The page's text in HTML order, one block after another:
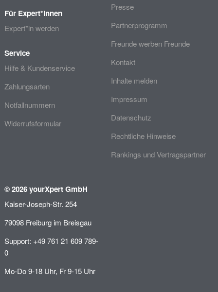
Für Expert*innen
Expert*in werden
Service
Hilfe & Kundenservice
Zahlungsarten
Notfallnummern
Widerrufsformular
Presse
Partnerprogramm
Freunde werben Freunde
Kontakt
Inhalte melden
Impressum
Datenschutz
Rechtliche Hinweise
Rankings und Vertragspartner
© 2026 yourXpert GmbH
Kaiser-Joseph-Str. 254
79098 Freiburg im Breisgau
Support: +49 761 21 609 789-
0
Mo-Do 9-18 Uhr, Fr 9-15 Uhr